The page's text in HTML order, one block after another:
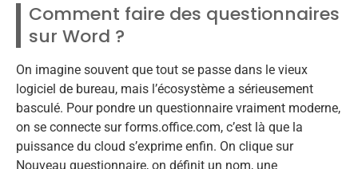
Comment faire des questionnaires
sur Word ?
On imagine souvent que tout se passe dans le vieux
logiciel de bureau, mais l’écosystème a sérieusement
basculé. Pour pondre un questionnaire vraiment moderne,
on se connecte sur forms.office.com, c’est là que la
puissance du cloud s’exprime enfin. On clique sur
Nouveau questionnaire, on définit un nom, une